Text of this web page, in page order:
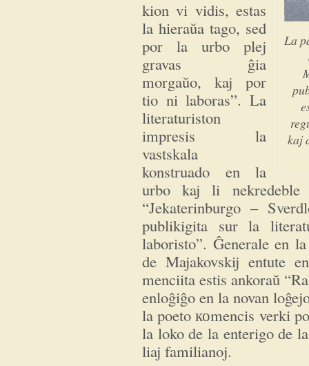
La
kaj
kion vi vidis, estas
la hieraŭa tago, sed
por la urbo plej
gravas ĝia
morgaŭo, kaj por
tio ni laboras”. La
literaturiston
impresis la
vastskala
konstruado en la
urbo kaj li
“Jekaterinburgo –
publikigita sur la
laboristo”. Ĝenerale en
de Majakovskij entute
menciita estis ankoraŭ
enloĝiĝo en la novan
la poeto коmencis verki
la loko de la enterigo de
liaj familianoj.